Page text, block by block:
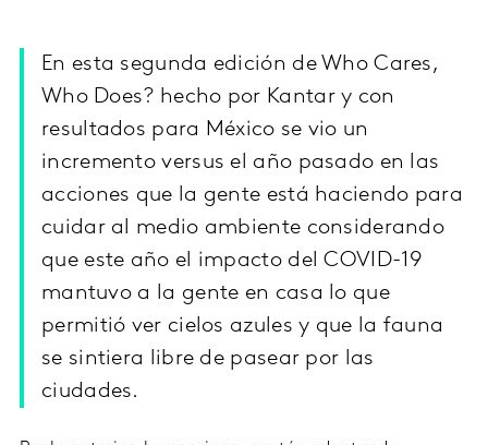
En esta segunda edición de Who Cares,
Who Does? hecho por Kantar y con
resultados para México se vio un
incremento versus el año pasado en las
acciones que la gente está haciendo para
cuidar al medio ambiente considerando
que este año el impacto del COVID-19
mantuvo a la gente en casa lo que
permitió ver cielos azules y que la fauna
se sintiera libre de pasear por las
ciudades.